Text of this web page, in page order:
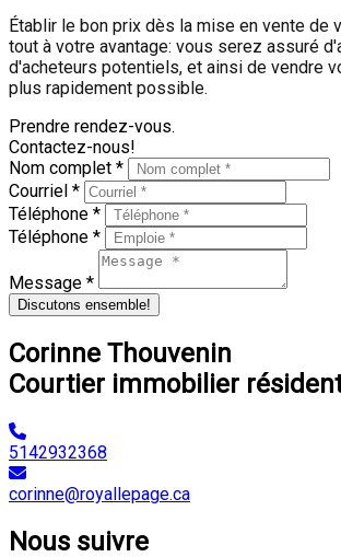
Établir le bon prix dès la mise en vente de
tout à votre avantage: vous serez assuré
d'acheteurs potentiels, et ainsi de vendre
plus rapidement possible.
Prendre rendez-vous.
Contactez-nous!
Nom complet *
Courriel *
Téléphone *
Téléphone *
Message *
Discutons ensemble!
Corinne Thouvenin
Courtier immobilier
5142932368
corinne@royallepage.ca
Nous suivre